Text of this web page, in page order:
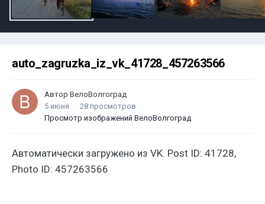
auto_zagruzka_iz_vk_41728_457263566
Автор ВелоВолгоград
5 июня
28 просмотров
Просмотр изображений ВелоВолгоград
Автоматически загружено из VK. Post ID: 41728,
Photo ID: 457263566